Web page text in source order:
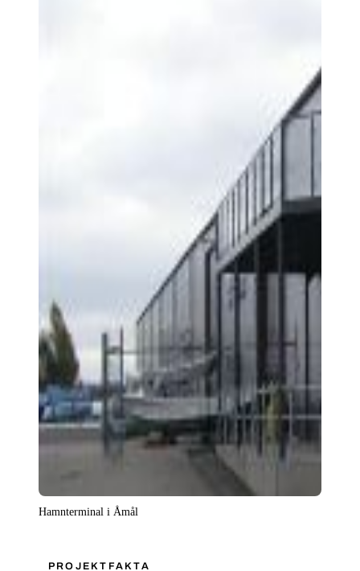
Hamnterminal i Åmål
PROJEKTFAKTA